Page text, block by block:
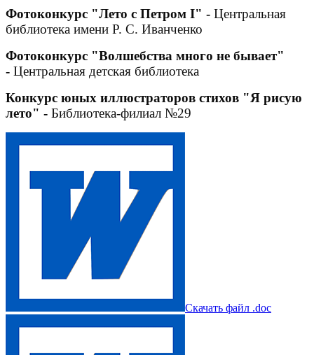
Фотоконкурс "Лето с Петром I" - Центральная
библиотека имени Р. С. Иванченко
Фотоконкурс "Волшебства много не бывает"
- Центральная детская библиотека
Конкурс юных иллюстраторов стихов "Я рисую
лето" - Библиотека-филиал №29
Скачать файл .doc